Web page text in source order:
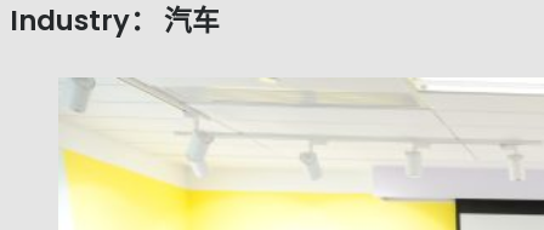
Industry： 汽车